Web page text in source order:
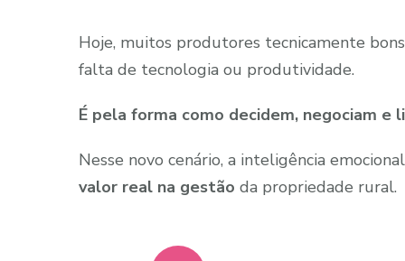
Hoje, muitos produtores tecnicamente bons
falta de tecnologia ou produtividade.
É pela forma como decidem, negociam e
Nesse novo cenário, a inteligência
valor real na gestão da propriedade rural.